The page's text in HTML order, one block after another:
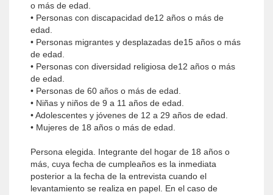
o más de edad.
• Personas con discapacidad de12 años o más de
edad.
• Personas migrantes y desplazadas de15 años o más
de edad.
• Personas con diversidad religiosa de12 años o más
de edad.
• Personas de 60 años o más de edad.
• Niñas y niños de 9 a 11 años de edad.
• Adolescentes y jóvenes de 12 a 29 años de edad.
• Mujeres de 18 años o más de edad.
Persona elegida. Integrante del hogar de 18 años o
más, cuya fecha de cumpleaños es la inmediata
posterior a la fecha de la entrevista cuando el
levantamiento se realiza en papel. En el caso de